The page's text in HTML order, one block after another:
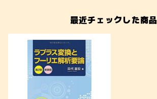
最近チェックした商品